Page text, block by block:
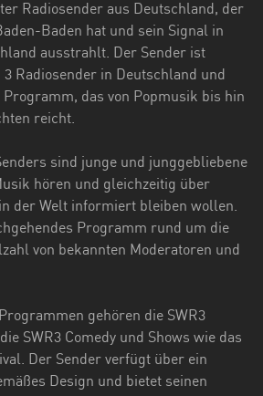
Radiosender aus Deutschland, der
Baden hat und sein Signal in
ausstrahlt. Der Sender ist
Radiosender in Deutschland und
das von Popmusik bis hin
reicht.
sind junge und junggebliebene
hören und gleichzeitig über
der Welt informiert bleiben wollen.
Programm rund um die
von bekannten Moderatoren und
gehören die SWR3
SWR3 Comedy und Shows wie das
Der Sender verfügt über ein
Design und bietet seinen